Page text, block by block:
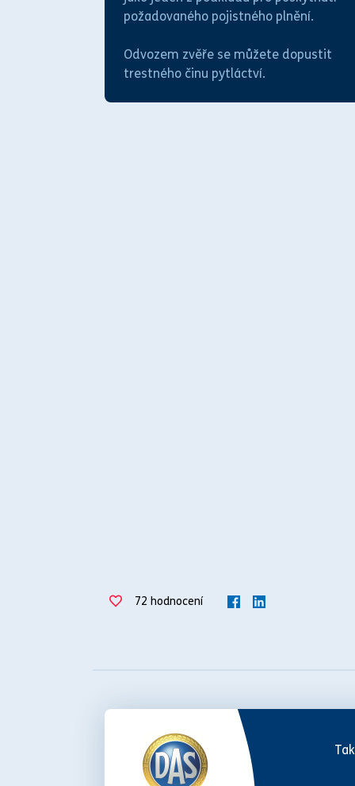
požadovaného pojistného plnění.
Odvozem zvěře se můžete dopustit
trestného činu pytláctví.
72 hodnocení